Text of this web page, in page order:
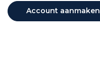
Account aanmaken